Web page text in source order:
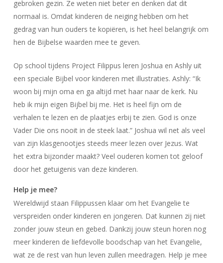
gebroken gezin. Ze weten niet beter en denken dat dit
normaal is. Omdat kinderen de neiging hebben om het
gedrag van hun ouders te kopiëren, is het heel belangrijk om
hen de Bijbelse waarden mee te geven.
Op school tijdens Project Filippus leren Joshua en Ashly uit
een speciale Bijbel voor kinderen met illustraties. Ashly: “Ik
woon bij mijn oma en ga altijd met haar naar de kerk. Nu
heb ik mijn eigen Bijbel bij me. Het is heel fijn om de
verhalen te lezen en de plaatjes erbij te zien. God is onze
Vader Die ons nooit in de steek laat.” Joshua wil net als veel
van zijn klasgenootjes steeds meer lezen over Jezus. Wat
het extra bijzonder maakt? Veel ouderen komen tot geloof
door het getuigenis van deze kinderen.
Help je mee?
Wereldwijd staan Filippussen klaar om het Evangelie te
verspreiden onder kinderen en jongeren. Dat kunnen zij niet
zonder jouw steun en gebed. Dankzij jouw steun horen nog
meer kinderen de liefdevolle boodschap van het Evangelie,
wat ze de rest van hun leven zullen meedragen. Help je mee